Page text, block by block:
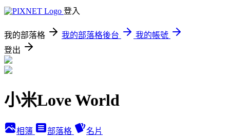
登入
我的部落格 我的部落格後台
我的帳號
登出
小米Love World
相簿 部落格 名片